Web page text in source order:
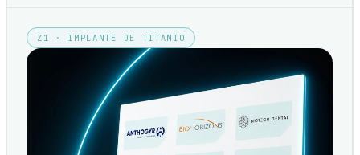
Z1 · IMPLANTE DE TITANIO